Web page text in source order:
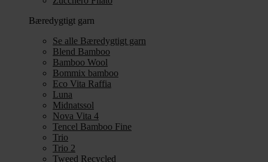
Bæredygtigt garn
Se alle Bæredygtigt garn
Blend Bamboo
Bamboo Wool
Bommix bamboo
Eco Vita Raffia
Luna
Midnatssol
Nova Vita 4
Tencel Bamboo Fine
Trio
Trio 2
Tweed Recycled